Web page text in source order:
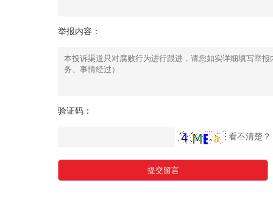
举报内容：
验证码：
看不清楚？